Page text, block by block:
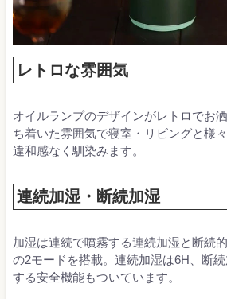
レトロな雰囲気
オイルランプのデザインがレトロでお
ち着いた雰囲気で寝室・リビングと様
違和感なく馴染みます。
連続加湿・断続加湿
加湿は連続で噴霧する連続加湿と断続
の2モードを搭載。連続加湿は6H、断
する安全機能もついています。